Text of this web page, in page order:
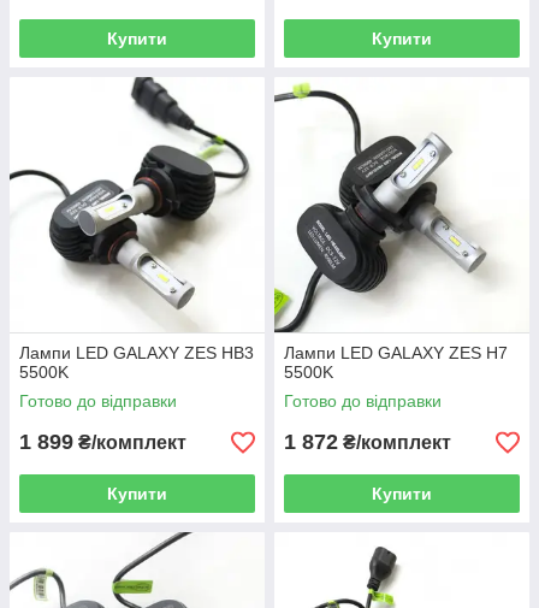
Купити Купити
Лампи LED GALAXY ZES HB3
5500K
Готово до відправки
1 899 ₴/комплект
Купити
Лампи LED GALAXY ZES H7
5500K
Готово до відправки
1 872 ₴/комплект
Купити